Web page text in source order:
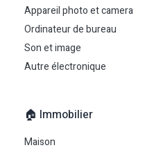
Appareil photo et camera
Ordinateur de bureau
Son et image
Autre électronique
🏠 Immobilier
Maison